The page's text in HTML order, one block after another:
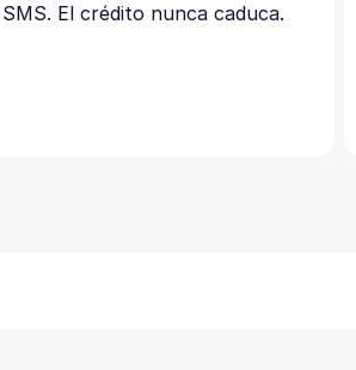
SMS. El crédito nunca caduca.